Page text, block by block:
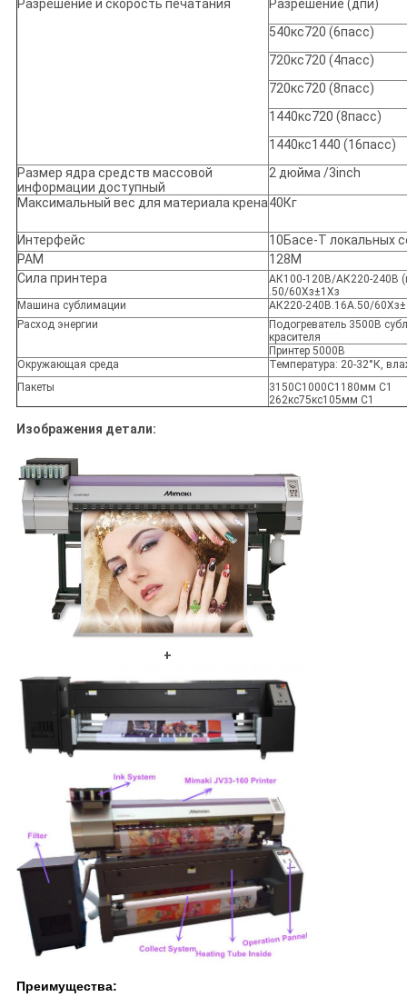
Разрешение и скорость печатания
Разрешение (дпи)
540кс720 (6пасс)
720кс720 (4пасс)
720кс720 (8пасс)
1440кс720 (8пасс)
1440кс1440 (16пасс)
Размер ядра средств массовой
информации доступный
2 дюйма /3inch
Максимальный вес для материала крена40Кг
Интерфейс
10Басе-Т локальных
РАМ
128М
Сила принтера
АК100-120В/АК220-240В
.50/60Хз±1Хз
Машина сублимации
АК220-240В.16А.50/
Расход энергии
Подогреватель 3500В
красителя
Принтер 5000В
Окружающая среда
Температура: 20-32°К,
Пакеты
3150С1000С1180мм С1
262кс75кс105мм С1
Изображения детали:
+
Преимущества: